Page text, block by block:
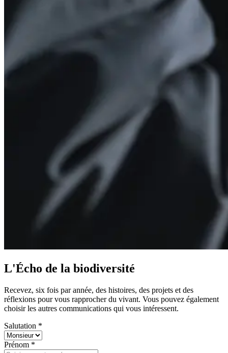
L'Écho de la biodiversité
Recevez, six fois par année, des histoires, des projets et des
réflexions pour vous rapprocher du vivant. Vous pouvez également
choisir les autres communications qui vous intéressent.
Salutation *
Prénom *